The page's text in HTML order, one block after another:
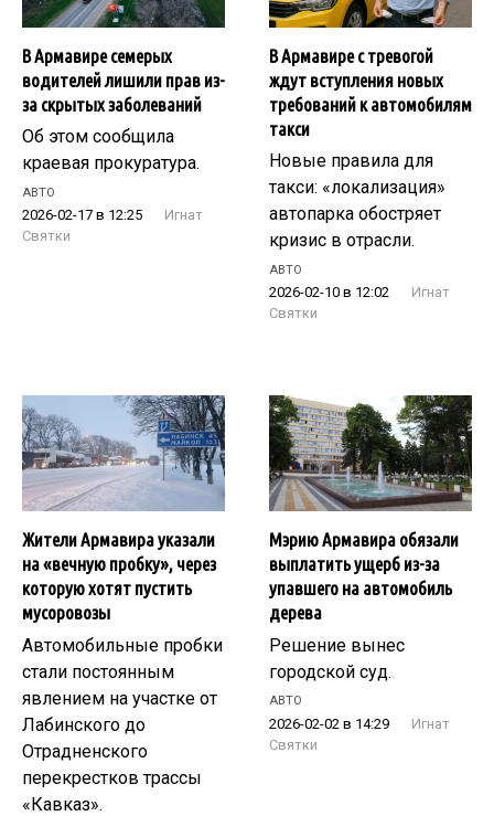
В Армавире семерых
водителей лишили прав из-
за скрытых заболеваний
Об этом сообщила
краевая прокуратура.
АВТО
2026-02-17 в 12:25
Игнат
Святки
В Армавире с тревогой
ждут вступления новых
требований к автомобилям
такси
Новые правила для
такси: «локализация»
автопарка обостряет
кризис в отрасли.
АВТО
2026-02-10 в 12:02
Игнат
Святки
Жители Армавира указали
на «вечную пробку», через
которую хотят пустить
мусоровозы
Автомобильные пробки
стали постоянным
явлением на участке от
Лабинского до
Отрадненского
перекрестков трассы
«Кавказ».
Мэрию Армавира обязали
выплатить ущерб из-за
упавшего на автомобиль
дерева
Решение вынес
городской суд.
АВТО
2026-02-02 в 14:29
Игнат
Святки